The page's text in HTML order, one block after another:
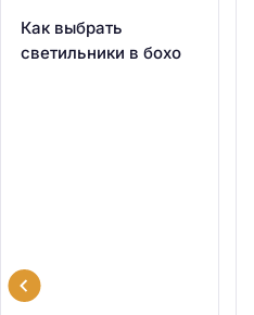
Как выбрать
светильники в бохо